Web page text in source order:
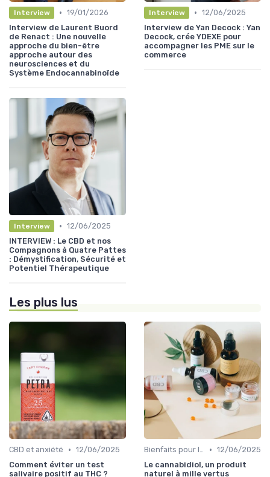
Interview • 19/01/2026
Interview de Laurent Buord
de Renact : Une nouvelle
approche du bien-être
approche autour des
neurosciences et du
Système Endocannabinoïde
Interview • 12/06/2025
Interview de Yan Decock : Yan
Decock, crée YDEXE pour
accompagner les PME sur le
commerce
Interview • 12/06/2025
INTERVIEW : Le CBD et nos
Compagnons à Quatre Pattes
: Démystification, Sécurité et
Potentiel Thérapeutique
Les plus lus
CBD et anxiété • 12/06/2025
Comment éviter un test
salivaire positif au THC ?
Bienfaits pour la santé • 12/06/2025
Le cannabidiol, un produit
naturel à mille vertus